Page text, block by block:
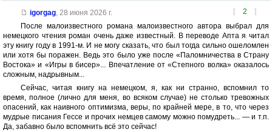
[ 2 ]
igorgag, 28 июня 2026 г.
После малоизвестного романа малоизвестного автора выбрал для
немецкого чтения роман очень даже известный. В переводе Апта я читал
эту книгу году в 1991-м. И не могу сказать, что был тогда сильно ошеломлен
или хотя бы поражен. Ведь это было уже после «Паломничества в Страну
Востока» и «Игры в бисер»... Впечатление от «Степного волка» оказалось
сложным, надрывным...
Сейчас, читая книгу на немецком, я, как ни странно, вспомнил то
время, полное (лично для меня, во всяком случае) не столько тревожных
опасений, как наивного оптимизма, веры, по крайней мере, в то, что через
мудрые писания Гессе и прочих немцев самому можно помудреть... — и т.п.
Да, забавно было вспомнить всё это сейчас!